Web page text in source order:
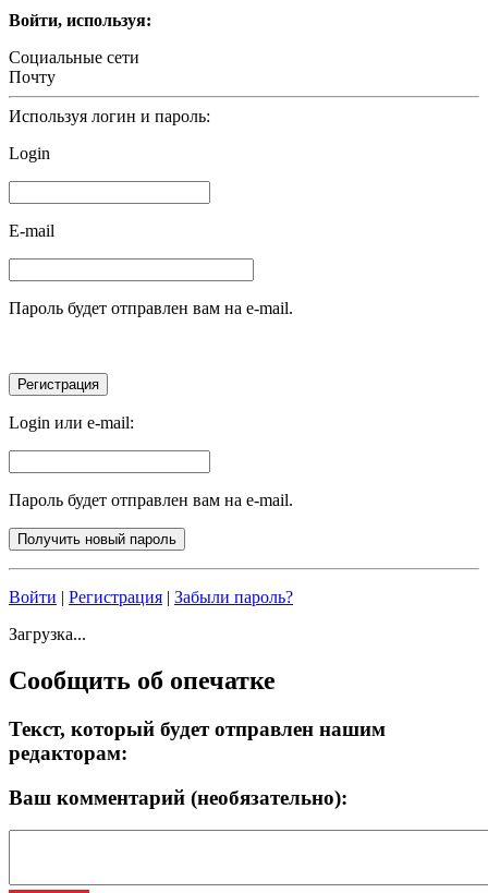
Войти, используя:
Социальные сети
Почту
Используя логин и пароль:
Login
E-mail
Пароль будет отправлен вам на e-mail.
Login или e-mail:
Пароль будет отправлен вам на e-mail.
Войти | Регистрация | Забыли пароль?
Загрузка...
Сообщить об опечатке
Текст, который будет отправлен нашим
редакторам:
Ваш комментарий (необязательно):